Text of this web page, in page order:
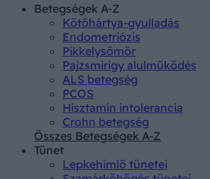
Betegségek A-Z
Kötőhártya-gyulladás
Endometriózis
Pikkelysömör
Pajzsmirigy alulműködés
ALS betegség
PCOS
Hisztamin intolerancia
Crohn betegség
Összes Betegségek A-Z
Tünet
Lepkehimlő tünetei